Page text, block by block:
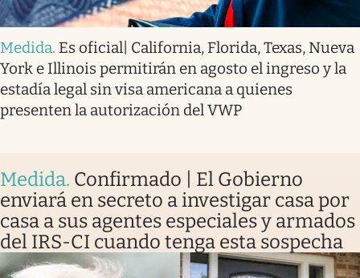
Medida. Es oficial| California, Florida, Texas, Nueva
York e Illinois permitirán en agosto el ingreso y la
estadía legal sin visa americana a quienes
presenten la autorización del VWP
Medida. Confirmado | El Gobierno
enviará en secreto a investigar casa por
casa a sus agentes especiales y armados
del IRS-CI cuando tenga esta sospecha